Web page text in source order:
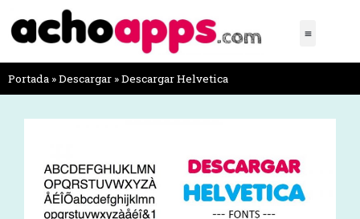
Portada »Descargar »Descargar Helvetica